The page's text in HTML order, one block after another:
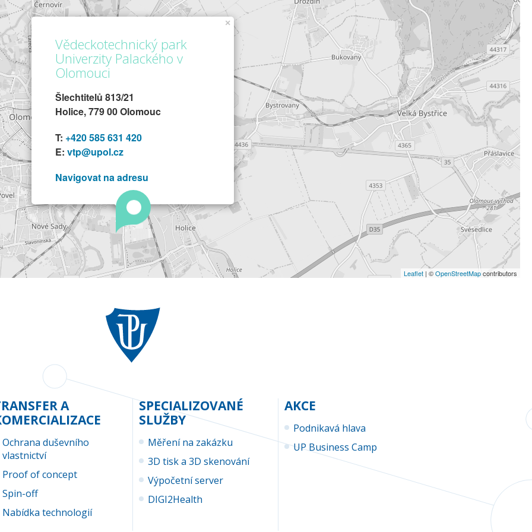
×
Vědeckotechnický park
Univerzity Palackého v
Olomouci
Šlechtitelů 813/21
Holice, 779 00 Olomouc
T: +420 585 631 420
E: vtp@upol.cz
Navigovat na adresu
Leaflet | ©OpenStreetMapcontributors
A
Ochrana duševního
vlastnictví
Proof of concept
Spin-off
Nabídka technologií
SPECIALIZOVANÉ
SLUŽBY
Měření na zakázku
3D tisk a 3D skenování
Výpočetní server
DIGI2Health
AKCE
Podnikavá hlava
UP Business Camp